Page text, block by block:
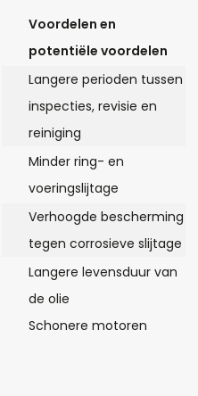
Voordelen en
potentiële voordelen
Langere perioden tussen
inspecties, revisie en
reiniging
Minder ring- en
voeringslijtage
Verhoogde bescherming
tegen corrosieve slijtage
Langere levensduur van
de olie
Schonere motoren